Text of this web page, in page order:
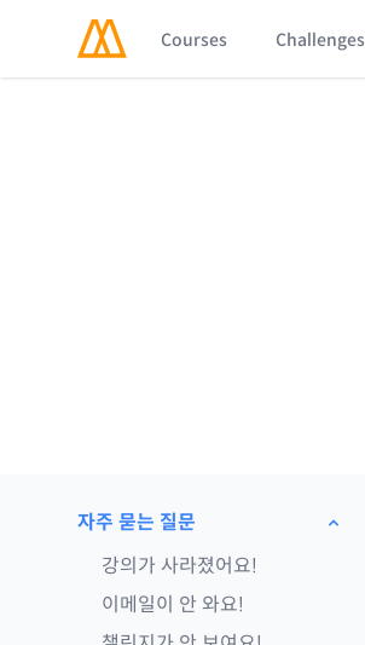
Courses Challenges
자주 묻는 질문
강의가 사라졌어요!
이메일이 안 와요!